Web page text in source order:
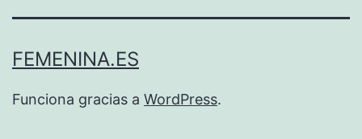
FEMENINA.ES
Funciona gracias a WordPress.